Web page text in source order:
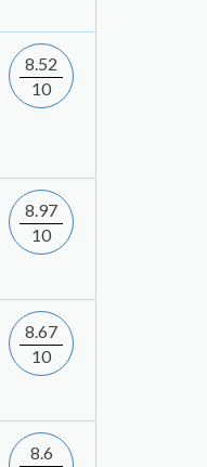
8.52
10
8.97
10
8.67
10
8.6